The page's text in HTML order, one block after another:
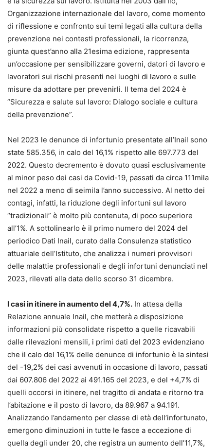
Organizzazione internazionale del lavoro, come momento
di riflessione e confronto sui temi legati alla cultura della
prevenzione nei contesti professionali, la ricorrenza,
giunta quest’anno alla 21esima edizione, rappresenta
un’occasione per sensibilizzare governi, datori di lavoro e
lavoratori sui rischi presenti nei luoghi di lavoro e sulle
misure da adottare per prevenirli. Il tema del 2024 è
“Sicurezza e salute sul lavoro: Dialogo sociale e cultura
della prevenzione”.
Nel 2023 le denunce di infortunio presentate all’Inail sono
state 585.356, in calo del 16,1% rispetto alle 697.773 del
2022. Questo decremento è dovuto quasi esclusivamente
al minor peso dei casi da Covid-19, passati da circa 111mila
nel 2022 a meno di seimila l’anno successivo. Al netto dei
contagi, infatti, la riduzione degli infortuni sul lavoro
“tradizionali” è molto più contenuta, di poco superiore
all’1%. A sottolinearlo è il primo numero del 2024 del
periodico Dati Inail, curato dalla Consulenza statistico
attuariale dell’Istituto, che analizza i numeri provvisori
delle malattie professionali e degli infortuni denunciati nel
2023, rilevati alla data dello scorso 31 dicembre.
I casi in itinere in aumento del 4,7%. In attesa della
Relazione annuale Inail, che metterà a disposizione
informazioni più consolidate rispetto a quelle ricavabili
dalle rilevazioni mensili, i primi dati del 2023 evidenziano
che il calo del 16,1% delle denunce di infortunio è la sintesi
del -19,2% dei casi avvenuti in occasione di lavoro, passati
dai 607.806 del 2022 ai 491.165 del 2023, e del +4,7% di
quelli occorsi in itinere, nel tragitto di andata e ritorno tra
l’abitazione e il posto di lavoro, da 89.967 a 94.191.
Analizzando l’andamento per classe di età dell’infortunato,
emergono diminuzioni in tutte le fasce a eccezione di
quella degli under 20, che registra un aumento dell’11,7%,